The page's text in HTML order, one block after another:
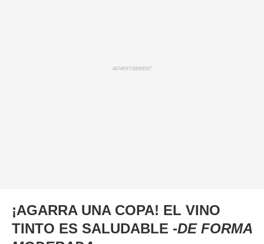
ADVERTISEMENT
¡AGARRA UNA COPA! EL VINO
TINTO ES SALUDABLE -DE FORMA